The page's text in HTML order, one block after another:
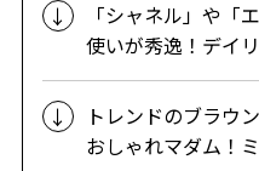
「シャネル」や「
使いが秀逸！デイ
トレンドのブラウ
おしゃれマダム！